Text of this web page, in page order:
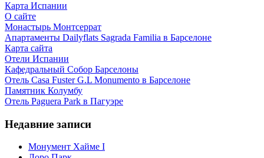
Карта Испании
О сайте
Монастырь Монтсеррат
Апартаменты Dailyflats Sagrada Familia в Барселоне
Карта сайта
Отели Испании
Кафeдрaльный Собор Барселоны
Отель Casa Fuster G.L Monumento в Барселоне
Пaмятник Колумбу
Отель Paguera Park в Пагуэре
Недавние записи
Монумент Хайме I